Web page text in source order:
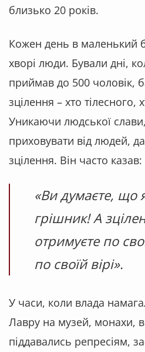
близько 20 років.
Кожен день в маленький
хворі люди. Бували дні,
приймав до 500 чоловік,
зцілення – хто тілесного,
Уникаючи людської
приховувати від людей,
зцілення. Він часто казав:
«Ви думаєте, що
грішник! А
отримуєте по
по своїй вірі».
У часи, коли влада
Лавру на музей, монахи,
піддавались репресіям,